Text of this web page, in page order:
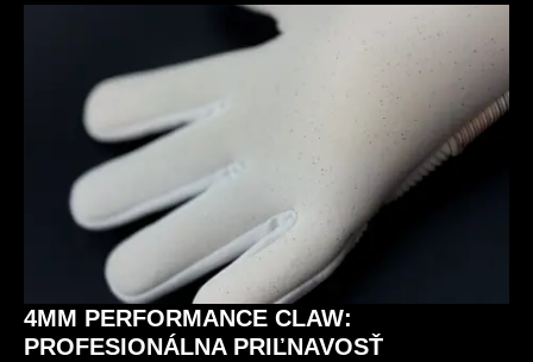
4MM PERFORMANCE CLAW:
PROFESIONÁLNA PRIĽNAVOSŤ